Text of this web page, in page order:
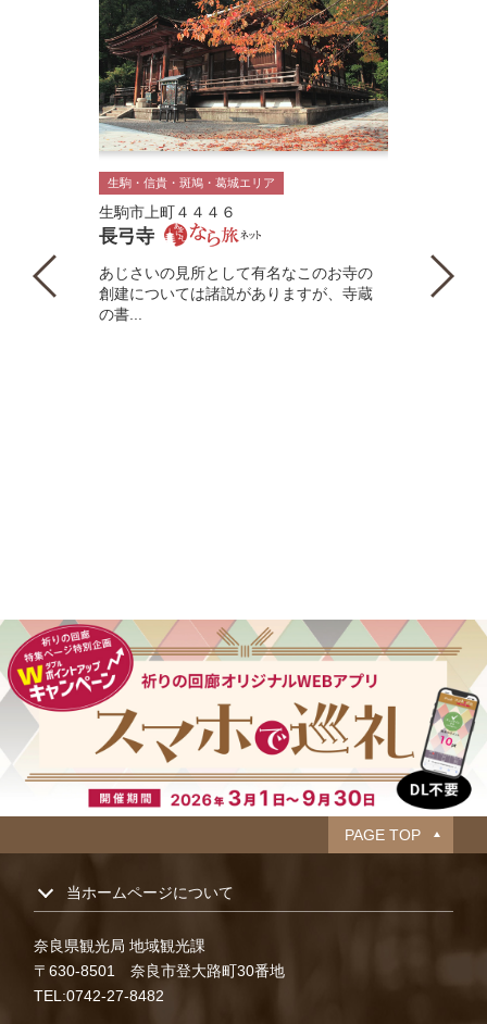
生駒・信貴・斑鳩・葛城エリア
生駒市上町４４４６
長弓寺
あじさいの見所として有名なこのお寺の
創建については諸説がありますが、寺蔵
の書...
PAGE TOP
当ホームページについて
奈良県観光局 地域観光課
〒630-8501 奈良市登大路町30番地
TEL:0742-27-8482